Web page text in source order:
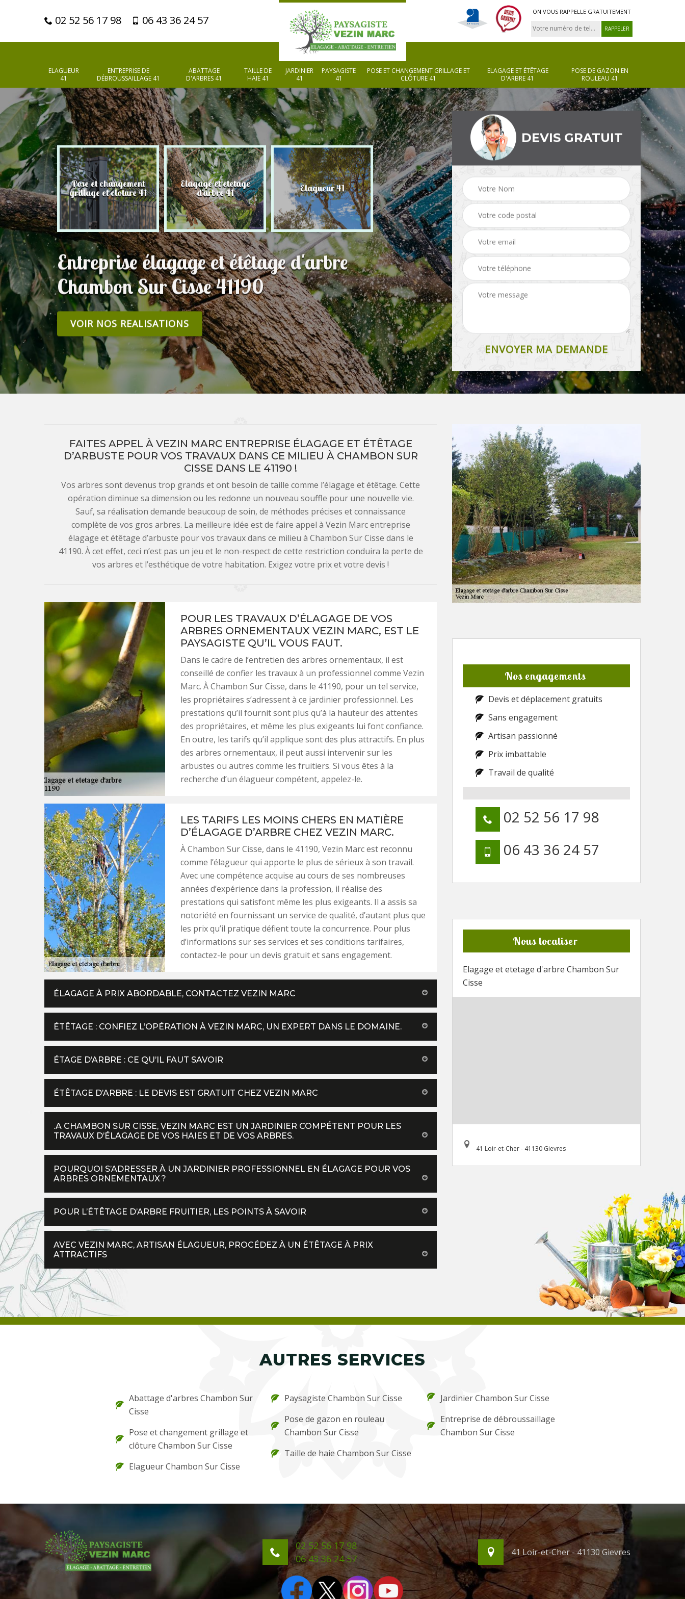
02 52 56 17 98 06 43 36 24 57
ON VOUS RAPPELLE GRATUITEMENT
ELAGUEUR
41
ENTREPRISE DE
DÉBROUSSAILLAGE 41
ABATTAGE
D'ARBRES 41
TAILLE DE
HAIE 41
JARDINIER
41
PAYSAGISTE
41
POSE ET CHANGEMENT GRILLAGE ET
CLÔTURE 41
ELAGAGE ET ÉTÊTAGE
D'ARBRE 41
POSE DE GAZON EN
ROULEAU 41
41 Pose et changement
grillage et cloture 41
Elagage et etetage
d'arbre 41 Elagueur 41 Paysagiste 41 Taille de haie 41
Entreprise élagage et étêtage d'arbre
Chambon Sur Cisse 41190
VOIR NOS REALISATIONS
DEVIS GRATUIT
FAITES APPEL À VEZIN MARC ENTREPRISE ÉLAGAGE ET ÉTÊTAGE
D’ARBUSTE POUR VOS TRAVAUX DANS CE MILIEU À CHAMBON SUR
CISSE DANS LE 41190 !
Vos arbres sont devenus trop grands et ont besoin de taille comme l’élagage et étêtage. Cette
opération diminue sa dimension ou les redonne un nouveau souffle pour une nouvelle vie.
Sauf, sa réalisation demande beaucoup de soin, de méthodes précises et connaissance
complète de vos gros arbres. La meilleure idée est de faire appel à Vezin Marc entreprise
élagage et étêtage d’arbuste pour vos travaux dans ce milieu à Chambon Sur Cisse dans le
41190. À cet effet, ceci n’est pas un jeu et le non-respect de cette restriction conduira la perte de
vos arbres et l’esthétique de votre habitation. Exigez votre prix et votre devis !
POUR LES TRAVAUX D’ÉLAGAGE DE VOS
ARBRES ORNEMENTAUX VEZIN MARC, EST LE
PAYSAGISTE QU’IL VOUS FAUT.
Dans le cadre de l’entretien des arbres ornementaux, il est
conseillé de confier les travaux à un professionnel comme Vezin
Marc. À Chambon Sur Cisse, dans le 41190, pour un tel service,
les propriétaires s’adressent à ce jardinier professionnel. Les
prestations qu’il fournit sont plus qu’à la hauteur des attentes
des propriétaires, et même les plus exigeants lui font confiance.
En outre, les tarifs qu’il applique sont des plus attractifs. En plus
des arbres ornementaux, il peut aussi intervenir sur les
arbustes ou autres comme les fruitiers. Si vous êtes à la
recherche d’un élagueur compétent, appelez-le.
LES TARIFS LES MOINS CHERS EN MATIÈRE
D’ÉLAGAGE D’ARBRE CHEZ VEZIN MARC.
À Chambon Sur Cisse, dans le 41190, Vezin Marc est reconnu
comme l’élagueur qui apporte le plus de sérieux à son travail.
Avec une compétence acquise au cours de ses nombreuses
années d’expérience dans la profession, il réalise des
prestations qui satisfont même les plus exigeants. Il a assis sa
notoriété en fournissant un service de qualité, d’autant plus que
les prix qu’il pratique défient toute la concurrence. Pour plus
d’informations sur ses services et ses conditions tarifaires,
contactez-le pour un devis gratuit et sans engagement.
ÉLAGAGE À PRIX ABORDABLE, CONTACTEZ VEZIN MARC
ÉTÊTAGE : CONFIEZ L’OPÉRATION À VEZIN MARC, UN EXPERT DANS LE DOMAINE.
ÉTAGE D’ARBRE : CE QU’IL FAUT SAVOIR
ÉTÊTAGE D’ARBRE : LE DEVIS EST GRATUIT CHEZ VEZIN MARC
.A CHAMBON SUR CISSE, VEZIN MARC EST UN JARDINIER COMPÉTENT POUR LES
TRAVAUX D’ÉLAGAGE DE VOS HAIES ET DE VOS ARBRES.
POURQUOI S’ADRESSER À UN JARDINIER PROFESSIONNEL EN ÉLAGAGE POUR VOS
ARBRES ORNEMENTAUX ?
POUR L’ÉTÊTAGE D’ARBRE FRUITIER, LES POINTS À SAVOIR
AVEC VEZIN MARC, ARTISAN ÉLAGUEUR, PROCÉDEZ À UN ÉTÊTAGE À PRIX
ATTRACTIFS
Nos engagements
Devis et déplacement gratuits
Sans engagement
Artisan passionné
Prix imbattable
Travail de qualité
02 52 56 17 98
06 43 36 24 57
Nous localiser
Elagage et etetage d'arbre Chambon Sur
Cisse
41 Loir-et-Cher - 41130 Gievres
AUTRES SERVICES
Abattage d'arbres Chambon Sur
Cisse
Pose et changement grillage et
clôture Chambon Sur Cisse
Elagueur Chambon Sur Cisse
Paysagiste Chambon Sur Cisse
Pose de gazon en rouleau
Chambon Sur Cisse
Taille de haie Chambon Sur Cisse
Jardinier Chambon Sur Cisse
Entreprise de débroussaillage
Chambon Sur Cisse
02 52 56 17 98
06 43 36 24 57
41 Loir-et-Cher - 41130 Gievres